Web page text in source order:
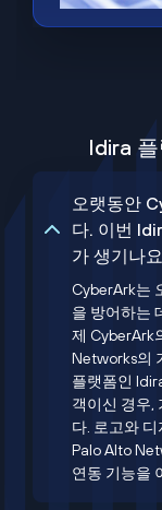
Idira
오랫동안
다. 이번
가 생기나
CyberArk는
을 방어하는
제 CyberArk
Networks의
플랫폼인
객이신 경우,
다. 로고와
Palo Alto
연동 기능을